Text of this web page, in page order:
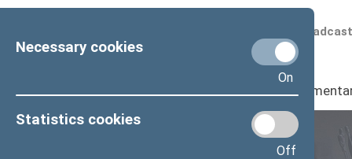
Necessary cookies
On
Statistics cookies
Off
Scheduled
Seimas I